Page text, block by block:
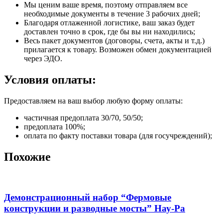
Мы ценим ваше время, поэтому отправляем все
необходимые документы в течение 3 рабочих дней;
Благодаря отлаженной логистике, ваш заказ будет
доставлен точно в срок, где бы вы ни находились;
Весь пакет документов (договоры, счета, акты и т.д.)
прилагается к товару. Возможен обмен документацией
через ЭДО.
Условия оплаты:
Предоставляем на ваш выбор любую форму оплаты:
частичная предоплата 30/70, 50/50;
предоплата 100%;
оплата по факту поставки товара (для госучреждений);
Похожие
Демонстрационный набор “Фермовые
конструкции и разводные мосты” Нау-Ра